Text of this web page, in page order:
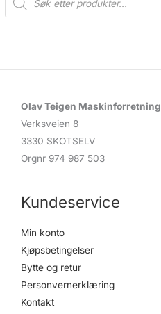
d
Olav Teigen Maskinforretning
Verksveien 8
3330 SKOTSELV
Orgnr 974 987 503
Kundeservice
Min konto
Kjøpsbetingelser
Bytte og retur
Personvernerklæring
Kontakt